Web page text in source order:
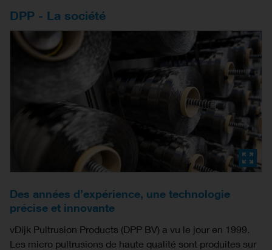
DPP - La société
Des années d’expérience, une technologie
précise et innovante
vDijk Pultrusion Products (DPP BV) a vu le jour en 1999.
Les micro pultrusions de haute qualité sont produites sur